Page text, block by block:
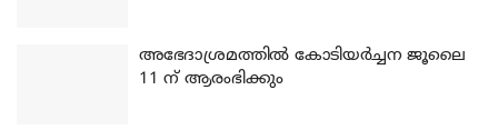
അഭേദാശ്രമത്തില്‍ കോടിയര്‍ച്ചന ജൂലൈ
11 ന് ആരംഭിക്കും